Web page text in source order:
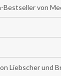
Bestseller von
Liebscher und